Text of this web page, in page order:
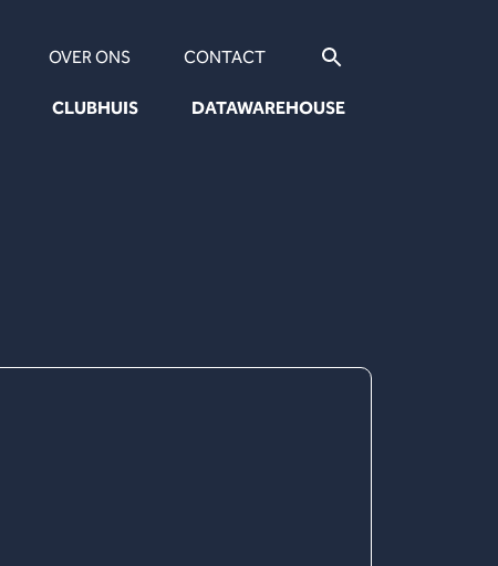
CLUBHUIS DATAWAREHOUSE
OVER ONS CONTACT